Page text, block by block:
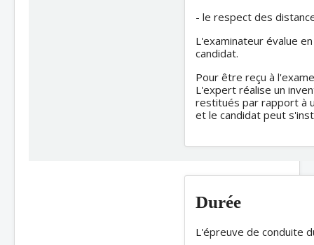
- le respect des
L'examinateur évalue
candidat.
Pour être reçu à
L'expert réalise un
restitués par rapport à
et le candidat peut
Durée
L'épreuve de conduite